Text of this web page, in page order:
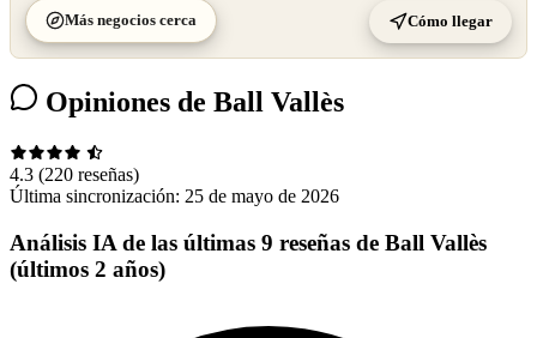
Más negocios cerca Cómo llegar
Opiniones de Ball Vallès
4.3 (220 reseñas)
Última sincronización: 25 de mayo de 2026
Análisis IA de las últimas 9 reseñas de Ball Vallès
(últimos 2 años)